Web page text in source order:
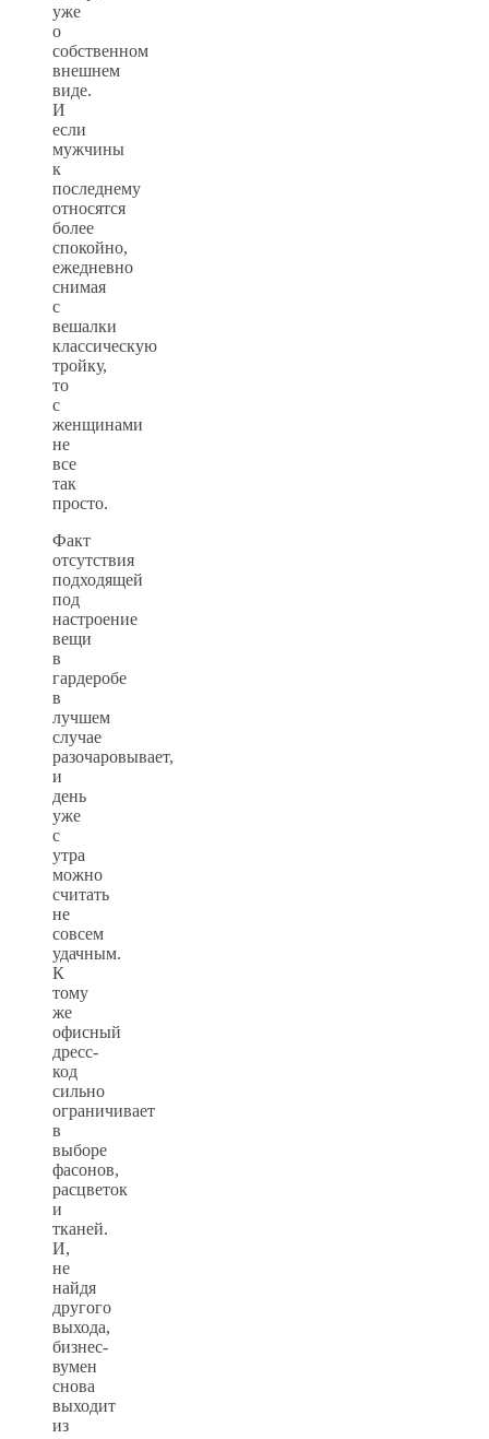
уже
о
собственном
внешнем
виде.
И
если
мужчины
к
последнему
относятся
более
спокойно,
ежедневно
снимая
с
вешалки
классическую
тройку,
то
с
женщинами
не
все
так
просто.
Факт
отсутствия
подходящей
под
настроение
вещи
в
гардеробе
в
лучшем
случае
разочаровывает,
и
день
уже
с
утра
можно
считать
не
совсем
удачным.
К
тому
же
офисный
дресс-
код
сильно
ограничивает
в
выборе
фасонов,
расцветок
и
тканей.
И,
не
найдя
другого
выхода,
бизнес-
вумен
снова
выходит
из